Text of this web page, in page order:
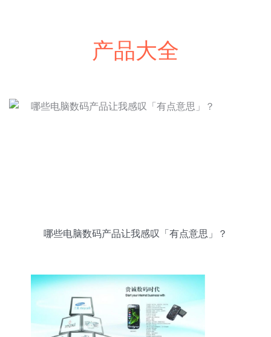
产品大全
哪些电脑数码产品让我感叹「有点意思」？